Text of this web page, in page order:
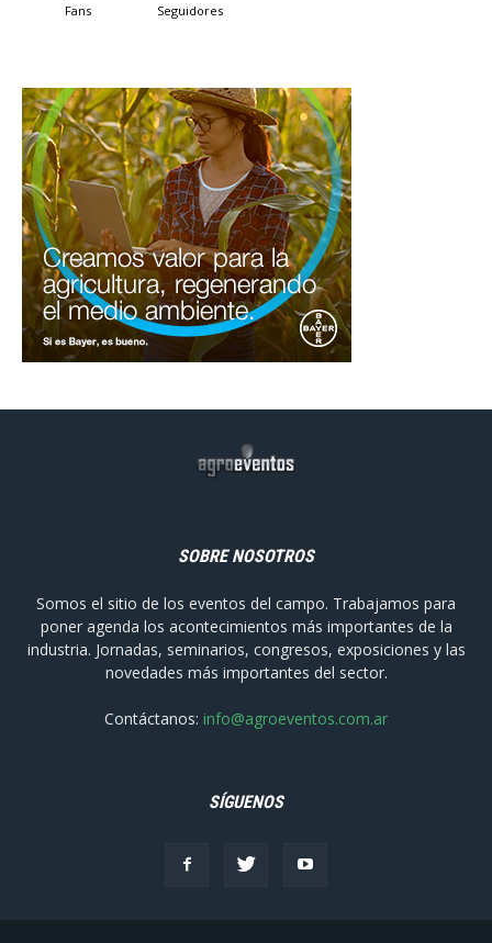
Fans Seguidores
SOBRE NOSOTROS
Somos el sitio de los eventos del campo. Trabajamos para
poner agenda los acontecimientos más importantes de la
industria. Jornadas, seminarios, congresos, exposiciones y las
novedades más importantes del sector.
Contáctanos: info@agroeventos.com.ar
SÍGUENOS